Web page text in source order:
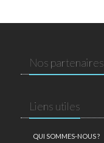
Nos partenaires
Liens utiles
QUI SOMMES-NOUS ?